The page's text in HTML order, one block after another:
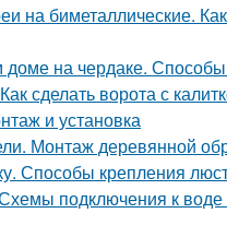
на биметаллические.
доме на чердаке.
сделать ворота с
и установка
Монтаж деревянной
Способы крепления
подключения к воде